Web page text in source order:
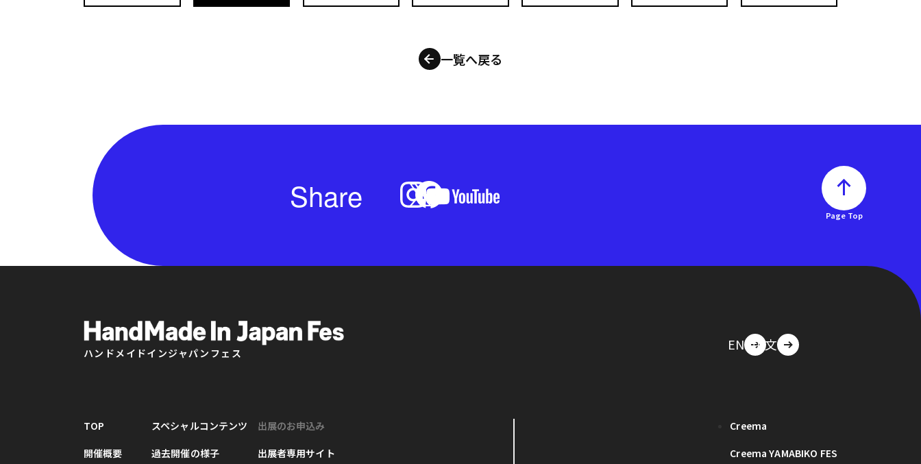
一覧へ戻る
Share
Page Top
ハンドメイドインジャパンフェス
EN 中文
TOP
開催概要
スペシャルコンテンツ
過去開催の様子
出展のお申込み
出展者専用サイト
Creema
Creema YAMABIKO FES